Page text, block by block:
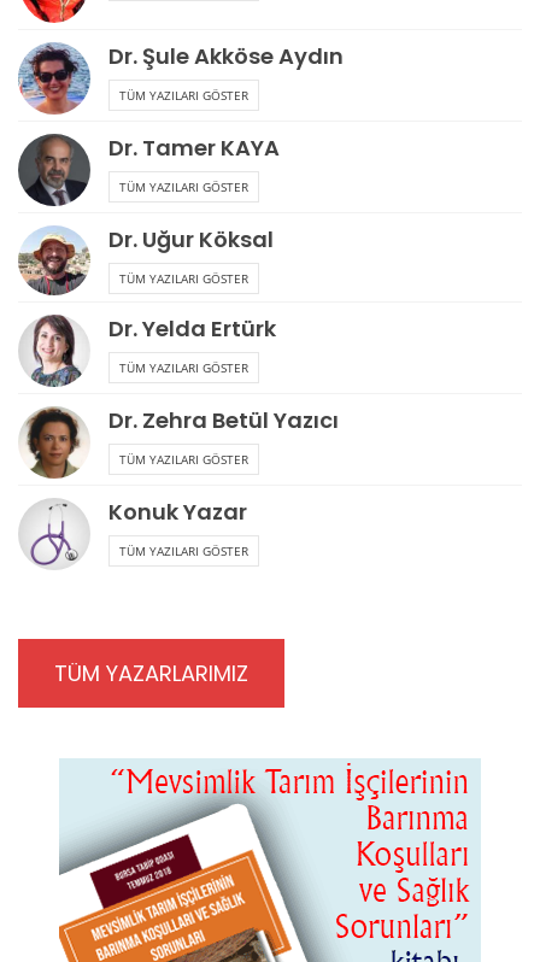
Dr. Şule Akköse Aydın
TÜM YAZILARI GÖSTER
Dr. Tamer KAYA
TÜM YAZILARI GÖSTER
Dr. Uğur Köksal
TÜM YAZILARI GÖSTER
Dr. Yelda Ertürk
TÜM YAZILARI GÖSTER
Dr. Zehra Betül Yazıcı
TÜM YAZILARI GÖSTER
Konuk Yazar
TÜM YAZILARI GÖSTER
TÜM YAZARLARIMIZ